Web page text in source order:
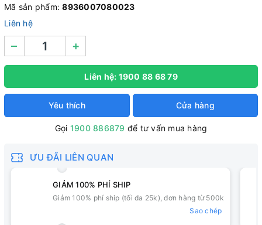
Mã sản phẩm:8936007080023
Liên hệ
– +
Liên hệ: 1900 88 68 79
Yêu thích Cửa hàng
Gọi 1900 886879 để tư vấn mua hàng
ƯU ĐÃI LIÊN QUAN
GIẢM 100% PHÍ SHIP
Giảm 100% phí ship (tối đa 25k), đơn hàng từ 500k
Sao chép